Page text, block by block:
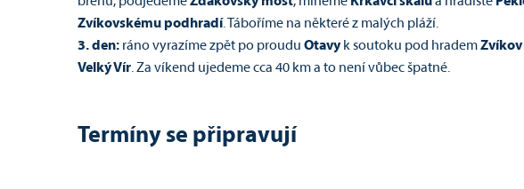
Zvíkovskému podhradí. Táboříme na některé z malých pláží.
3. den: ráno vyrazíme zpět po proudu Otavyk soutoku pod hrademZvíkov
Velký Vír. Za víkend ujedeme cca 40 km a to není vůbec špatné.
Termíny se připravují